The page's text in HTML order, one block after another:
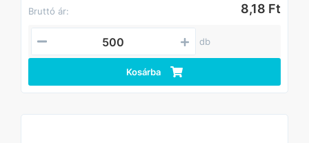
Bruttó ár: 8,18 Ft
db
Kosárba